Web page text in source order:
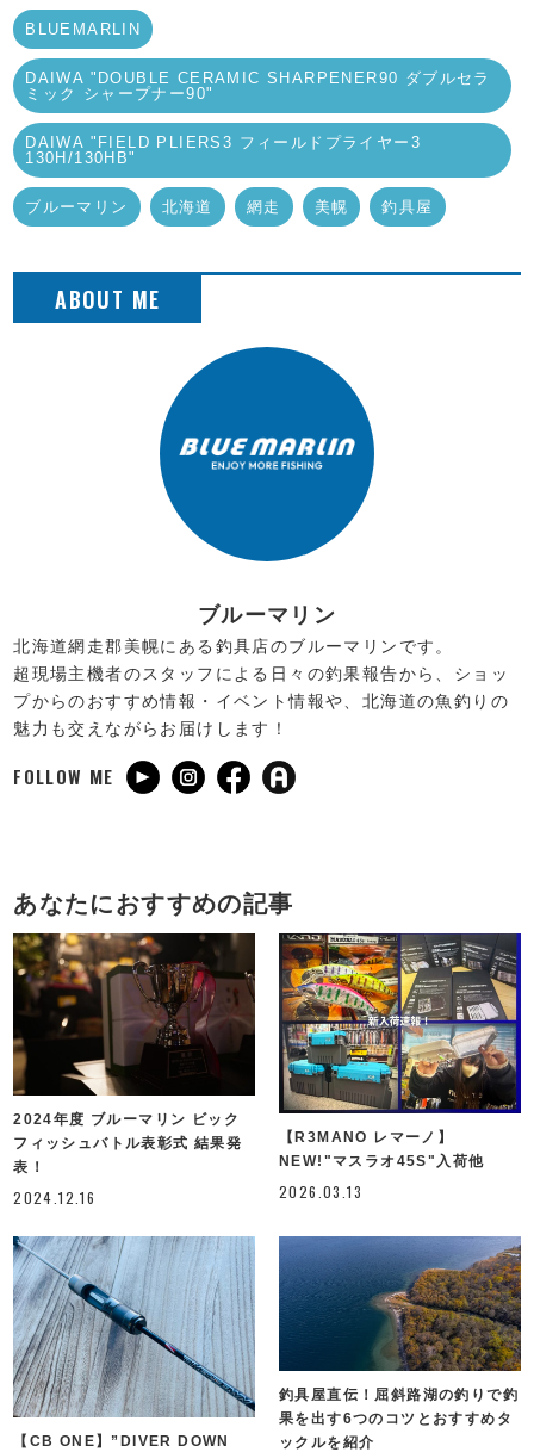
BLUEMARLIN
DAIWA "DOUBLE CERAMIC SHARPENER90 ダブルセラ
ミック シャープナー90"
DAIWA "FIELD PLIERS3 フィールドプライヤー3
130H/130HB"
ブルーマリン 北海道 網走 美幌 釣具屋
ブルーマリン
北海道網走郡美幌にある釣具店のブルーマリンです。
超現場主機者のスタッフによる日々の釣果報告から、ショッ
プからのおすすめ情報・イベント情報や、北海道の魚釣りの
魅力も交えながらお届けします！
FOLLOW ME
あなたにおすすめの記事
2024年度 ブルーマリン ビック
フィッシュバトル表彰式 結果発
表！
2024.12.16
【R3MANO レマーノ】
NEW!"マスラオ45S"入荷他
2026.03.13
【CB ONE】”DIVER DOWN
釣具屋直伝！屈斜路湖の釣りで釣
果を出す6つのコツとおすすめタ
ックルを紹介